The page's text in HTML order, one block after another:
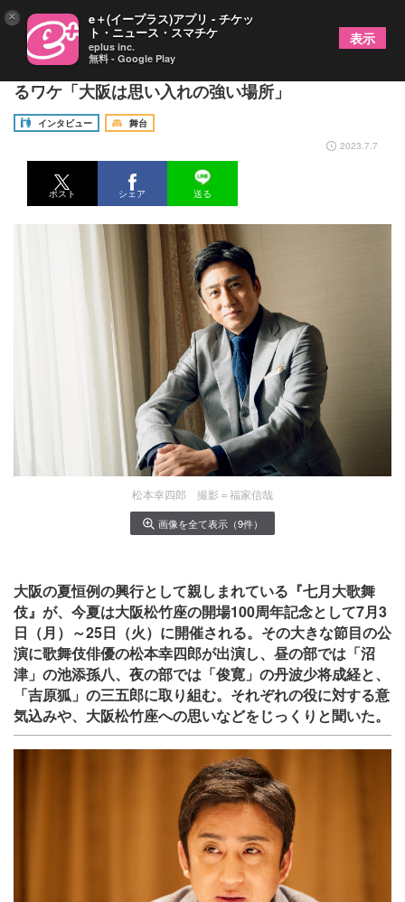
松本幸四郎、『七月大歌舞伎』に3年連続で出演す
るワケ「大阪は思い入れの強い場所」
インタビュー
舞台
2023.7.7
ポスト シェア 送る
松本幸四郎 撮影＝福家信哉
画像を全て表示（9件）
大阪の夏恒例の興行として親しまれている『七月大歌舞
伎』が、今夏は大阪松竹座の開場100周年記念として7月3
日（月）～25日（火）に開催される。その大きな節目の公
演に歌舞伎俳優の松本幸四郎が出演し、昼の部では「沼
津」の池添孫八、夜の部では「俊寛」の丹波少将成経と、
「吉原狐」の三五郎に取り組む。それぞれの役に対する意
気込みや、大阪松竹座への思いなどをじっくりと聞いた。
× e＋(イープラス)アプリ - チケッ
ト・ニュース・スマチケ
eplus inc.
無料 - Google Play
表示